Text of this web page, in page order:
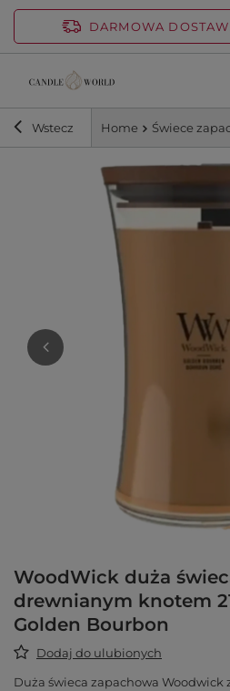
DARMOWA
Wstecz Home Świece
WoodWick duża
drewnianym knotem
Golden Bourbon
Dodaj do ulubionych
Duża świeca zapachowa